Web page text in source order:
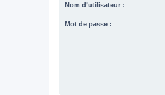
Nom d’utilisateur :
Mot de passe :